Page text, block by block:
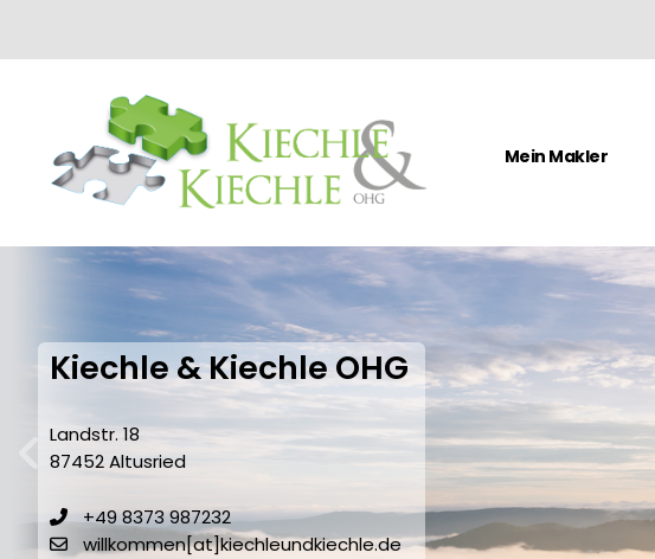
Mein Makler
Kiechle & Kiechle OHG
Landstr. 18
87452 Altusried
+49 8373 987232
willkommen[at]kiechleundkiechle.de